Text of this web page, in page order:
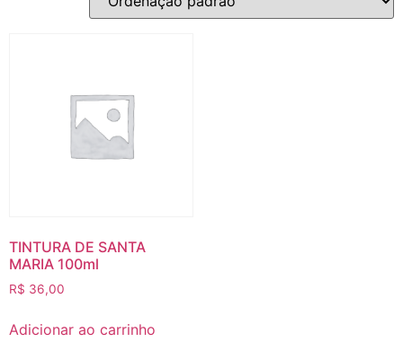
TINTURA DE SANTA
MARIA 100ml
R$ 36,00
Adicionar ao carrinho